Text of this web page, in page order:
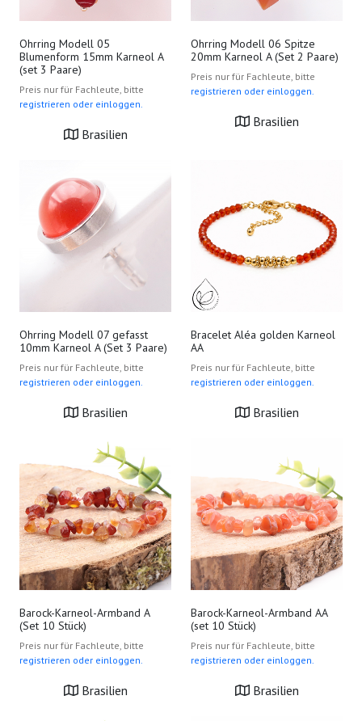
Ohrring Modell 05
Blumenform 15mm Karneol A
(set 3 Paare)
Preis nur für Fachleute, bitte
registrieren oder einloggen.
Brasilien
Ohrring Modell 06 Spitze
20mm Karneol A (Set 2 Paare)
Preis nur für Fachleute, bitte
registrieren oder einloggen.
Brasilien
Ohrring Modell 07 gefasst
10mm Karneol A (Set 3 Paare)
Preis nur für Fachleute, bitte
registrieren oder einloggen.
Brasilien
Bracelet Aléa golden Karneol
AA
Preis nur für Fachleute, bitte
registrieren oder einloggen.
Brasilien
Barock-Karneol-Armband A
(Set 10 Stück)
Preis nur für Fachleute, bitte
registrieren oder einloggen.
Brasilien
Barock-Karneol-Armband AA
(set 10 Stück)
Preis nur für Fachleute, bitte
registrieren oder einloggen.
Brasilien